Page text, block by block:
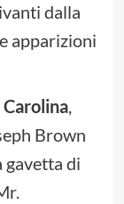
dalla
apparizioni
,
Brown
gavetta di